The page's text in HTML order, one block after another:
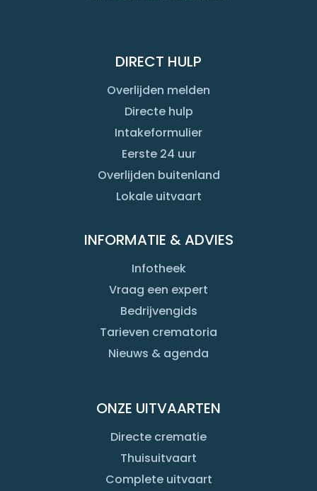
DIRECT HULP
Overlijden melden
Directe hulp
Intakeformulier
Eerste 24 uur
Overlijden buitenland
Lokale uitvaart
INFORMATIE & ADVIES
Infotheek
Vraag een expert
Bedrijvengids
Tarieven crematoria
Nieuws & agenda
ONZE UITVAARTEN
Directe crematie
Thuisuitvaart
Complete uitvaart